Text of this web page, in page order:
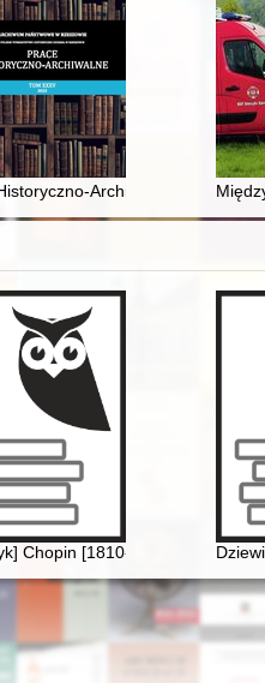
Archiwalne. T. 35
Chopin [1810-1849]. Życie i